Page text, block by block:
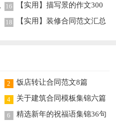
16
【实用】描写景的作文300
字九篇
18
【实用】装修合同范文汇总
2 饭店转让合同范文8篇
4 关于建筑合同模板集锦六篇
6 精选新年的祝福语集锦36句